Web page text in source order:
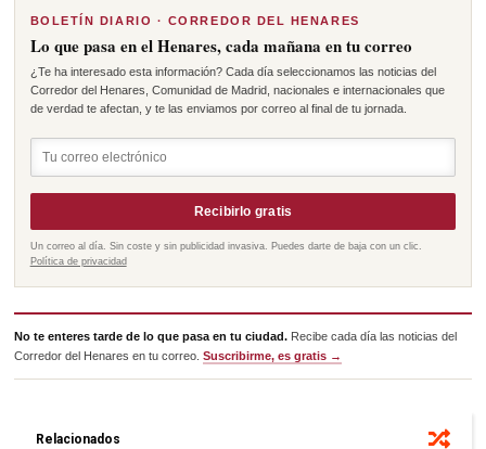
BOLETÍN DIARIO · CORREDOR DEL HENARES
Lo que pasa en el Henares, cada mañana en tu correo
¿Te ha interesado esta información? Cada día seleccionamos las noticias del
Corredor del Henares, Comunidad de Madrid, nacionales e internacionales que
de verdad te afectan, y te las enviamos por correo al final de tu jornada.
Recibirlo gratis
Un correo al día. Sin coste y sin publicidad invasiva. Puedes darte de baja con un clic.
Política de privacidad
No te enteres tarde de lo que pasa en tu ciudad. Recibe cada día las noticias del
Corredor del Henares en tu correo.Suscribirme, es gratis →
Relacionados